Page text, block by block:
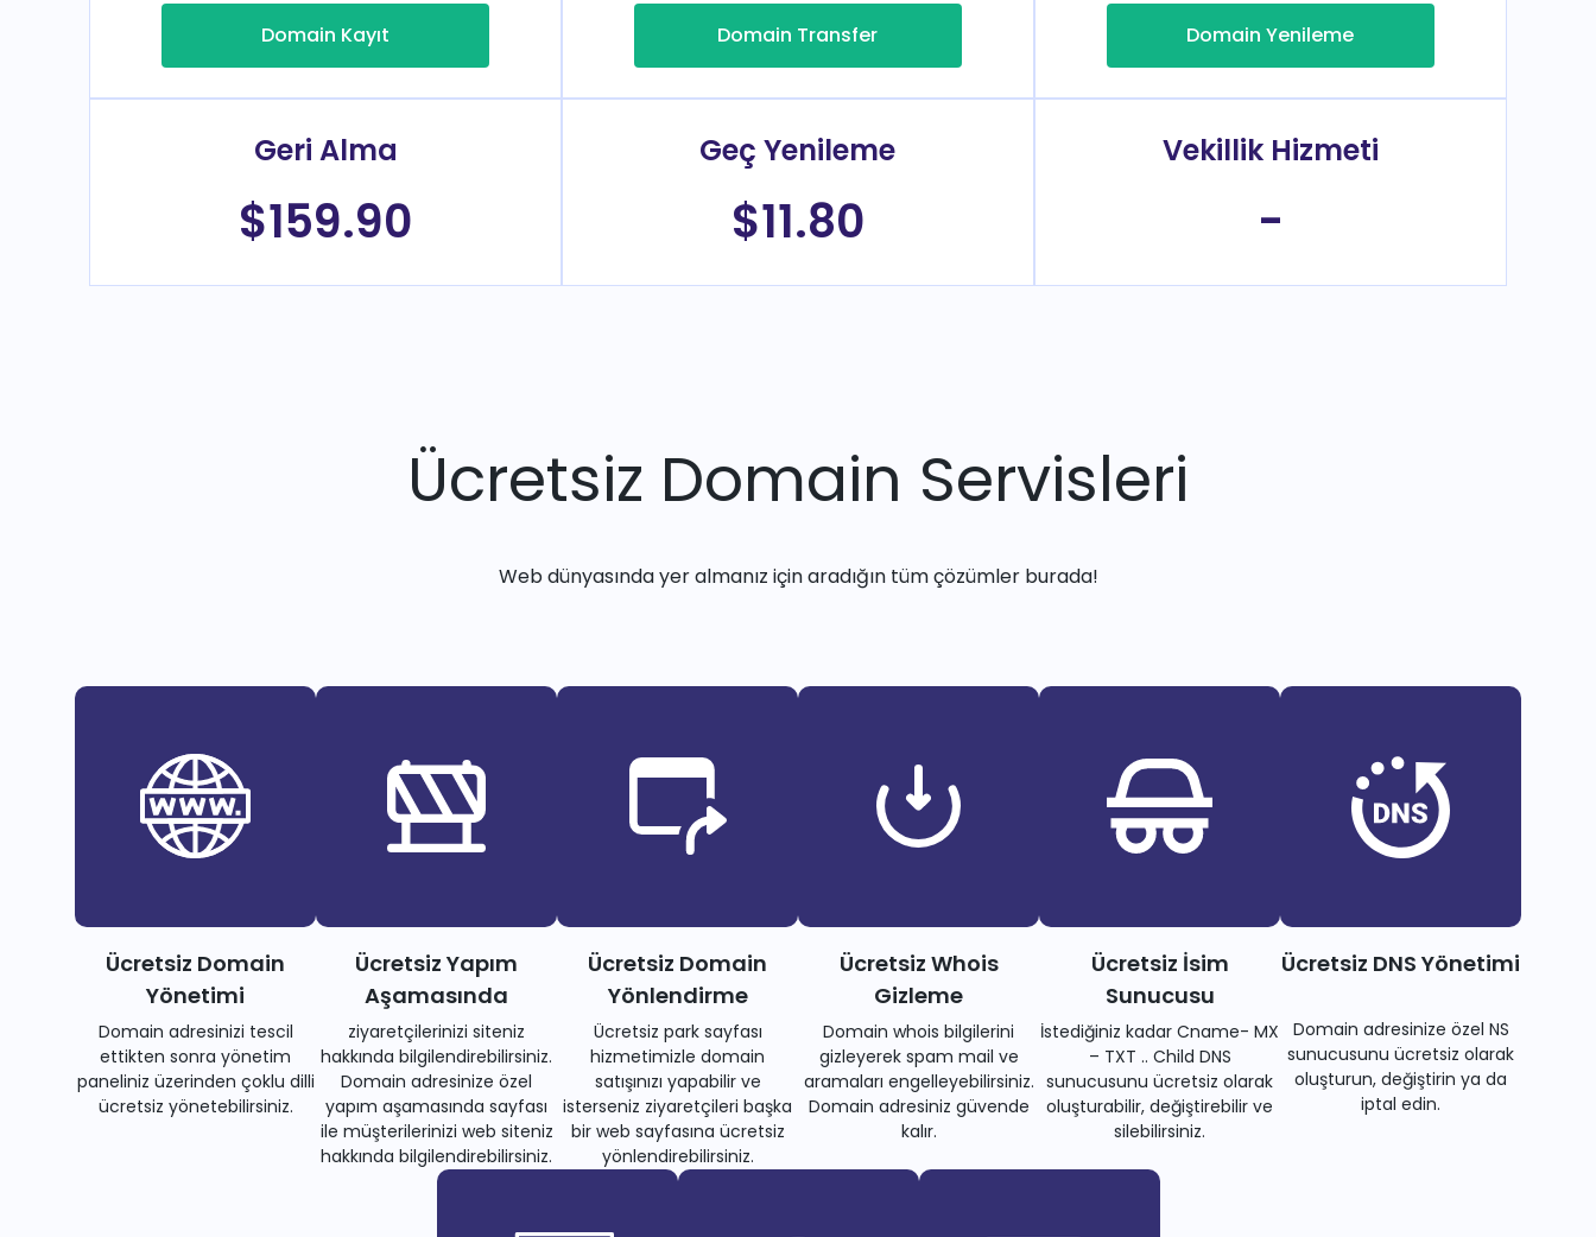
Domain Kayıt Domain Transfer Domain Yenileme
Geri Alma
$159.90
Geç Yenileme
$11.80
Vekillik Hizmeti
-
Ücretsiz Domain Servisleri
Web dünyasında yer almanız için aradığın tüm çözümler burada!
Ücretsiz Domain
Yönetimi
Domain adresinizi tescil
ettikten sonra yönetim
paneliniz üzerinden çoklu dilli
ücretsiz yönetebilirsiniz.
Ücretsiz Yapım
Aşamasında
ziyaretçilerinizi siteniz
hakkında bilgilendirebilirsiniz.
Domain adresinize özel
yapım aşamasında sayfası
ile müşterilerinizi web siteniz
hakkında bilgilendirebilirsiniz.
Ücretsiz Domain
Yönlendirme
Ücretsiz park sayfası
hizmetimizle domain
satışınızı yapabilir ve
isterseniz ziyaretçileri başka
bir web sayfasına ücretsiz
yönlendirebilirsiniz.
Ücretsiz Whois
Gizleme
Domain whois bilgilerini
gizleyerek spam mail ve
aramaları engelleyebilirsiniz.
Domain adresiniz güvende
kalır.
Ücretsiz İsim
Sunucusu
İstediğiniz kadar Cname- MX
– TXT .. Child DNS
sunucusunu ücretsiz olarak
oluşturabilir, değiştirebilir ve
silebilirsiniz.
Ücretsiz DNS Yönetimi
Domain adresinize özel NS
sunucusunu ücretsiz olarak
oluşturun, değiştirin ya da
iptal edin.